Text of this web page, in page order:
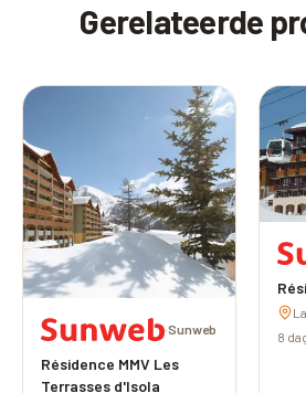
Gerelateerde
·Sunweb
Résidence MMV Les
Terrasses d'Isola
8